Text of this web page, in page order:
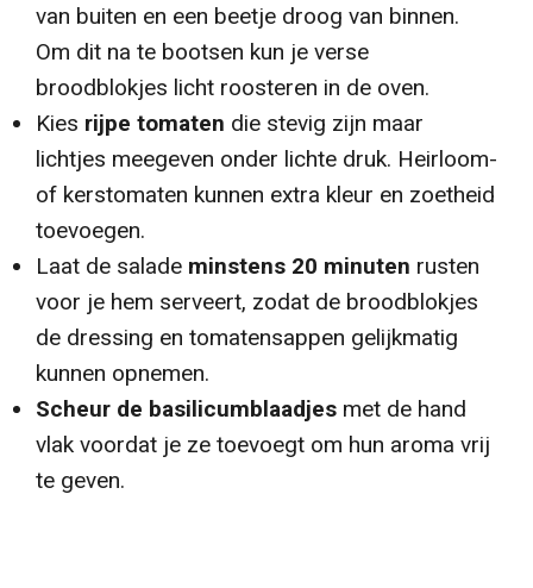
van buiten en een beetje droog van binnen.
Om dit na te bootsen kun je verse
broodblokjes licht roosteren in de oven.
Kies rijpe tomaten die stevig zijn maar
lichtjes meegeven onder lichte druk. Heirloom-
of kerstomaten kunnen extra kleur en zoetheid
toevoegen.
Laat de salade minstens 20 minuten rusten
voor je hem serveert, zodat de broodblokjes
de dressing en tomatensappen gelijkmatig
kunnen opnemen.
Scheur de basilicumblaadjes met de hand
vlak voordat je ze toevoegt om hun aroma vrij
te geven.